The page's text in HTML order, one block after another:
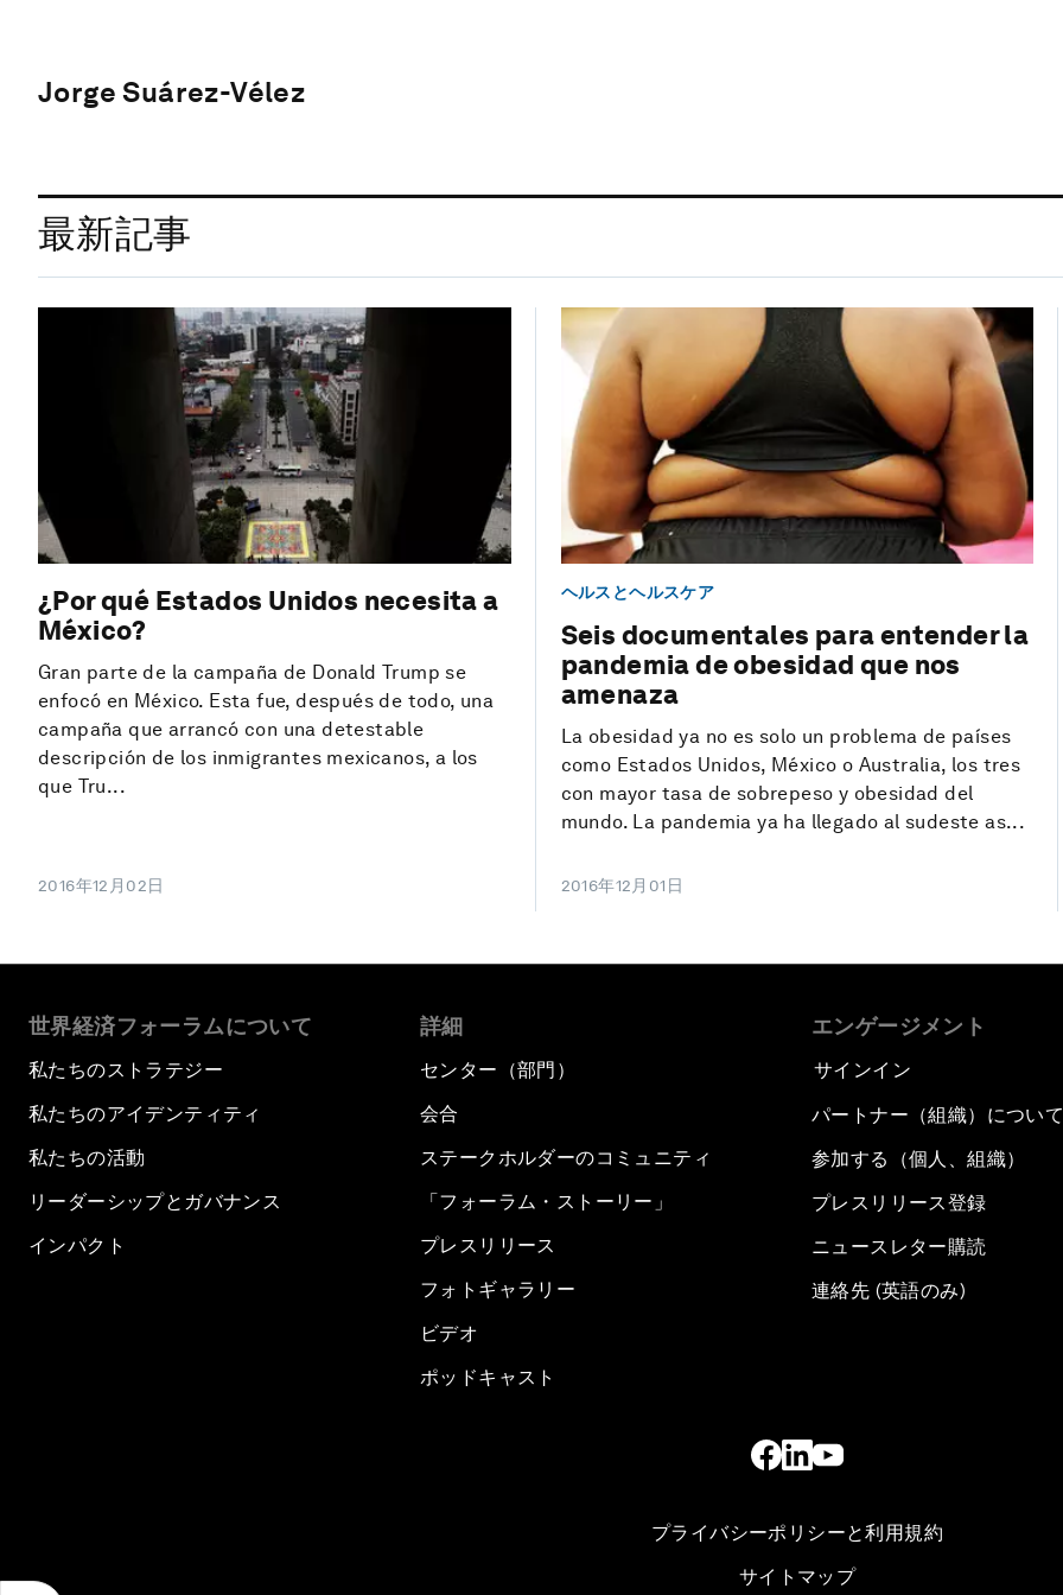
Jorge Suárez-Vélez
最新記事
¿Por qué Estados Unidos necesita a
México?
Gran parte de la campaña de Donald Trump se
enfocó en México. Esta fue, después de todo, una
campaña que arrancó con una detestable
descripción de los inmigrantes mexicanos, a los
que Tru...
2016年12月02日
ヘルスとヘルスケア
Seis documentales para entender la
pandemia de obesidad que nos
amenaza
La obesidad ya no es solo un problema de países
como Estados Unidos, México o Australia, los tres
con mayor tasa de sobrepeso y obesidad del
mundo. La pandemia ya ha llegado al sudeste as...
2016年12月01日
世界経済フォーラムについて
私たちのストラテジー
私たちのアイデンティティ
私たちの活動
リーダーシップとガバナンス
インパクト
詳細
センター（部門）
会合
ステークホルダーのコミュニティ
「フォーラム・ストーリー」
プレスリリース
フォトギャラリー
ビデオ
ポッドキャスト
エンゲージメント
サインイン
パートナー（組織）につい
参加する（個人、組織）
プレスリリース登録
ニュースレター購読
連絡先 (英語のみ)
プライバシーポリシーと利用規約
サイトマップ